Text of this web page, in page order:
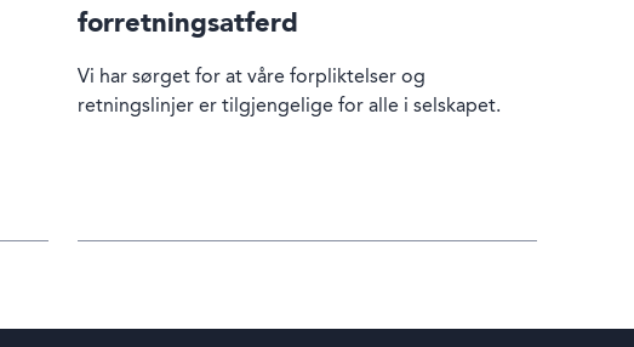
forretningsatferd
Vi har sørget for at våre forpliktelser og
retningslinjer er tilgjengelige for alle i selskapet.